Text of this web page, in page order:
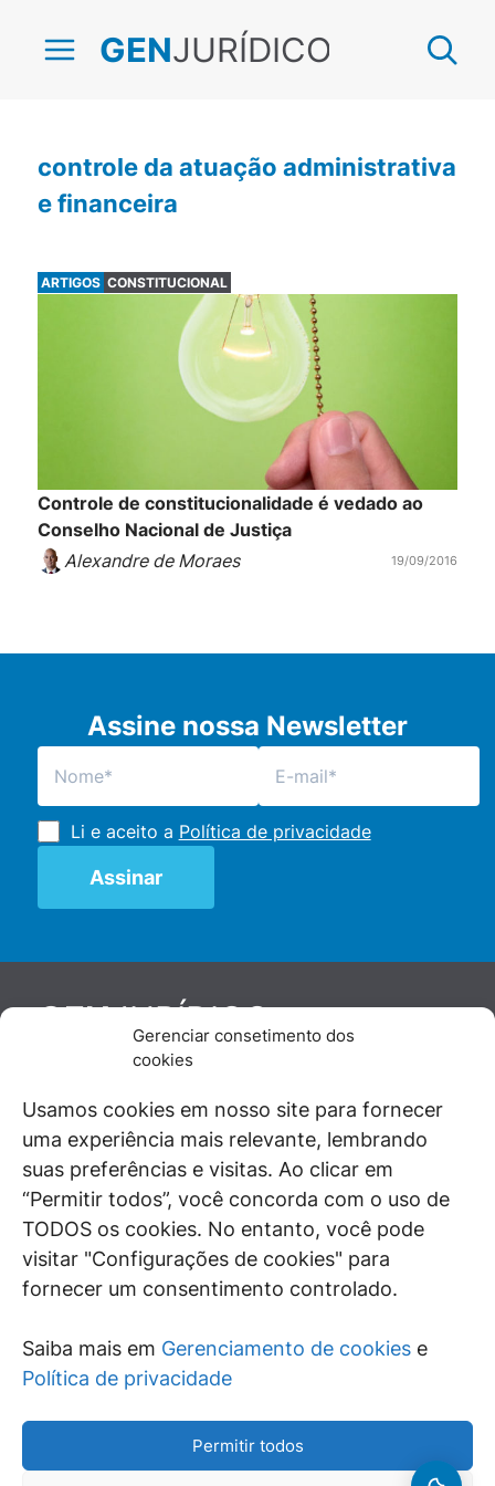
Gerenciar consetimento dos
cookies
Usamos cookies em nosso site para fornecer
uma experiência mais relevante, lembrando
suas preferências e visitas. Ao clicar em
“Permitir todos”, você concorda com o uso de
TODOS os cookies. No entanto, você pode
visitar "Configurações de cookies" para
fornecer um consentimento controlado.
Saiba mais em Gerenciamento de cookies e
Política de privacidade
Permitir todos
GENJURÍDICO
controle da atuação administrativa
e financeira
ARTIGOS CONSTITUCIONAL
Controle de constitucionalidade é vedado ao
Conselho Nacional de Justiça
Alexandre de Moraes
19/09/2016
Assine nossa Newsletter
Li e aceito a Política de privacidade
GENJURÍDICO
De maneira independente, os autores e
juristas e doutrinadores nacionais, se posicionam
diante de questões relevantes do cotidiano e
universo jurídico.
SIGA